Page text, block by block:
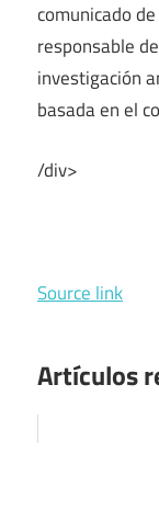
comunicado
responsable
investigación
basada en el
/div>
Source link
Artículos